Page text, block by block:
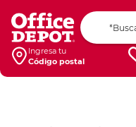
Ingresa tu
Código postal